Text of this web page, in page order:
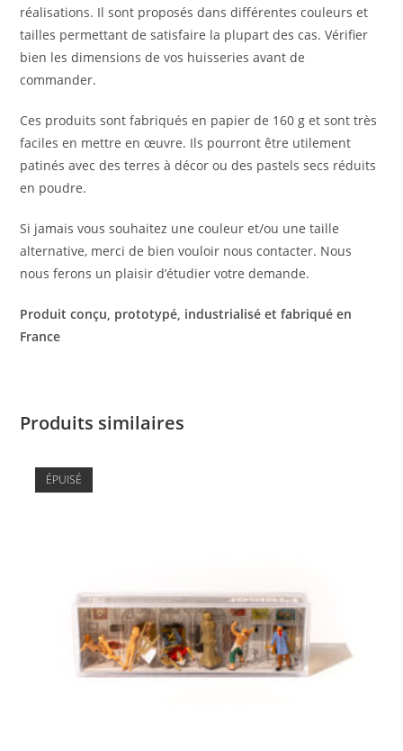
réalisations. Il sont proposés dans différentes couleurs et
tailles permettant de satisfaire la plupart des cas. Vérifier
bien les dimensions de vos huisseries avant de
commander.
Ces produits sont fabriqués en papier de 160 g et sont très
faciles en mettre en œuvre. Ils pourront être utilement
patinés avec des terres à décor ou des pastels secs réduits
en poudre.
Si jamais vous souhaitez une couleur et/ou une taille
alternative, merci de bien vouloir nous contacter. Nous
nous ferons un plaisir d’étudier votre demande.
Produit conçu, prototypé, industrialisé et fabriqué en
France
Produits similaires
ÉPUISÉ